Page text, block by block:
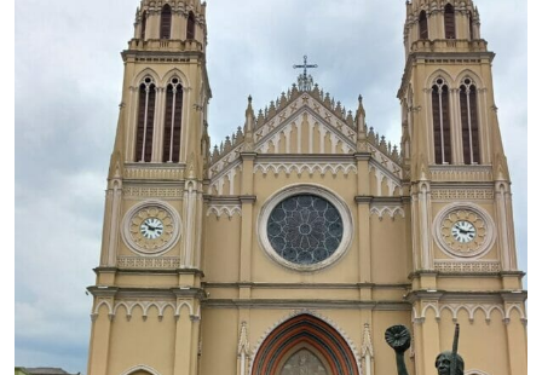
o idioma